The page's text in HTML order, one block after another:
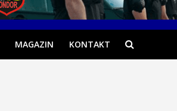
MAGAZIN KONTAKT